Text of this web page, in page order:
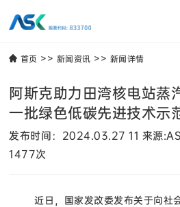
首页 >> 新闻资讯 >> 新闻详情
阿斯克助力田湾核电站蒸
一批绿色低碳先进技术示
发布时间：2024.03.27 11 来源
1477次
近日，国家发改委发布关于向社